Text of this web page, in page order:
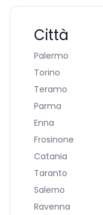
Città
Palermo
Torino
Teramo
Parma
Enna
Frosinone
Catania
Taranto
Salerno
Ravenna